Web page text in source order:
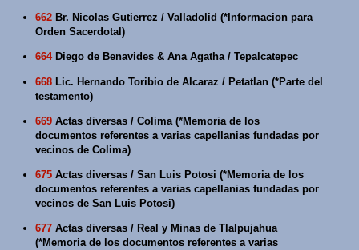
662 Br. Nicolas Gutierrez / Valladolid (*Informacion para
Orden Sacerdotal)
664Diego de Benavides & Ana Agatha / Tepalcatepec
668 Lic. Hernando Toribio de Alcaraz / Petatlan (*Parte del
testamento)
669 Actas diversas / Colima (*Memoria de los
documentos referentes a varias capellanias fundadas por
vecinos de Colima)
675 Actas diversas / San Luis Potosi (*Memoria de los
documentos referentes a varias capellanias fundadas por
vecinos de San Luis Potosi)
677 Actas diversas / Real y Minas de Tlalpujahua
(*Memoria de los documentos referentes a varias